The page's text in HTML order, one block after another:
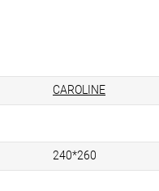
CAROLINE
240*260